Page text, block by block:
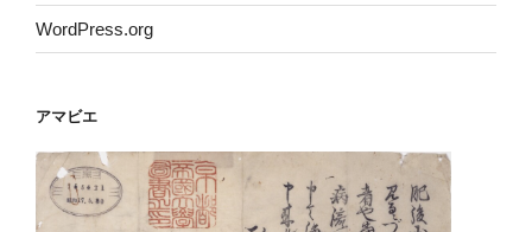
WordPress.org
アマビエ